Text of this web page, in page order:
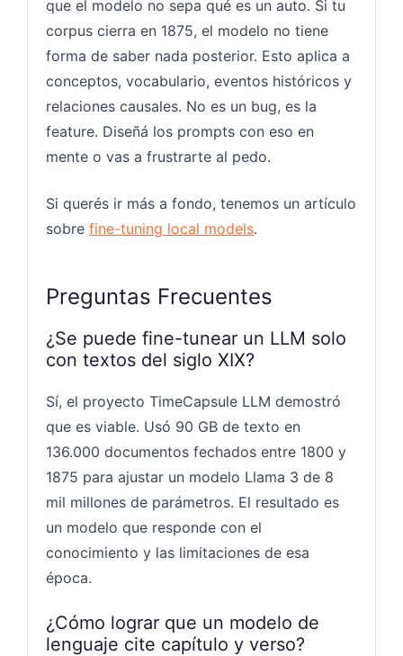
que el modelo no sepa qué es un auto. Si tu
corpus cierra en 1875, el modelo no tiene
forma de saber nada posterior. Esto aplica a
conceptos, vocabulario, eventos históricos y
relaciones causales. No es un bug, es la
feature. Diseñá los prompts con eso en
mente o vas a frustrarte al pedo.
Si querés ir más a fondo, tenemos un artículo
sobre fine-tuning local models.
Preguntas Frecuentes
¿Se puede fine-tunear un LLM solo
con textos del siglo XIX?
Sí, el proyecto TimeCapsule LLM demostró
que es viable. Usó 90 GB de texto en
136.000 documentos fechados entre 1800 y
1875 para ajustar un modelo Llama 3 de 8
mil millones de parámetros. El resultado es
un modelo que responde con el
conocimiento y las limitaciones de esa
época.
¿Cómo lograr que un modelo de
lenguaje cite capítulo y verso?